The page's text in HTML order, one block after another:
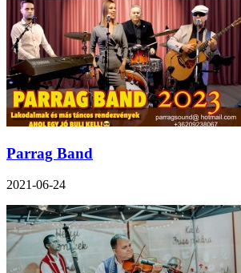
Parrag Band
2021-06-24